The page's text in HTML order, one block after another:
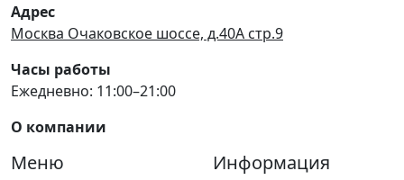
Адрес
Москва Очаковское шоссе, д.40А стр.9
Часы работы
Ежедневно: 11:00–21:00
О компании
Меню Информация